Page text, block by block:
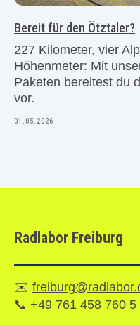
Bereit für den Ötztaler?
227 Kilometer, vier
Höhenmeter: Mit
Paketen bereitest du
vor.
01.05.2026
Radlabor Freiburg
✉️
📞 +49 761 458 760 5